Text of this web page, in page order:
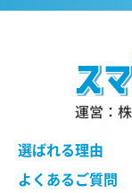
識別情報な
はページ
第３条（個
当社が個人情
とおりです。
の製品・異
言います）
ービスの提
す。交換品
として取り扱
運営：
選ばれる理由
よくあるご質問